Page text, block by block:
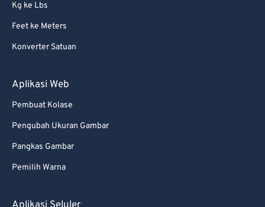
Kg ke Lbs
Feet ke Meters
Konverter Satuan
Aplikasi Web
Pembuat Kolase
Pengubah Ukuran Gambar
Pangkas Gambar
Pemilih Warna